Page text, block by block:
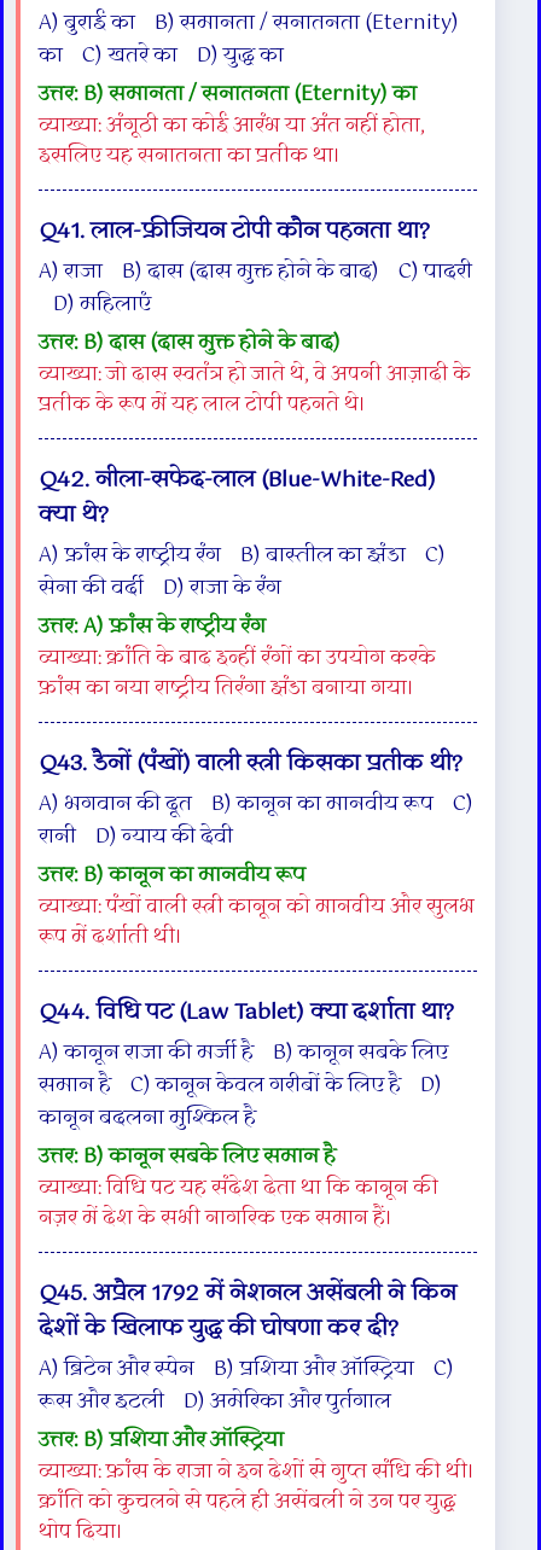
A) बुराई का B) समानता / सनातनता (Eternity)
का C) खतरे का D) युद्ध का
उत्तर: B) समानता / सनातनता (Eternity) का
व्याख्या: अंगूठी का कोई आरंभ या अंत नहीं होता,
इसलिए यह सनातनता का प्रतीक था।
Q41. लाल-फ्रीजियन टोपी कौन पहनता था?
A) राजा B) दास (दास मुक्त होने के बाद) C) पादरी
D) महिलाएं
उत्तर: B) दास (दास मुक्त होने के बाद)
व्याख्या: जो दास स्वतंत्र हो जाते थे, वे अपनी आज़ादी के
प्रतीक के रूप में यह लाल टोपी पहनते थे।
Q42. नीला-सफेद-लाल (Blue-White-Red)
क्या थे?
A) फ्रांस के राष्ट्रीय रंग B) बास्तील का झंडा C)
सेना की वर्दी D) राजा के रंग
उत्तर: A) फ्रांस के राष्ट्रीय रंग
व्याख्या: क्रांति के बाद इन्हीं रंगों का उपयोग करके
फ्रांस का नया राष्ट्रीय तिरंगा झंडा बनाया गया।
Q43. डैनों (पंखों) वाली स्त्री किसका प्रतीक थी?
A) भगवान की दूत B) कानून का मानवीय रूप C)
रानी D) न्याय की देवी
उत्तर: B) कानून का मानवीय रूप
व्याख्या: पंखों वाली स्त्री कानून को मानवीय और सुलभ
रूप में दर्शाती थी।
Q44. विधि पट (Law Tablet) क्या दर्शाता था?
A) कानून राजा की मर्जी है B) कानून सबके लिए
समान है C) कानून केवल गरीबों के लिए है D)
कानून बदलना मुश्किल है
उत्तर: B) कानून सबके लिए समान है
व्याख्या: विधि पट यह संदेश देता था कि कानून की
नज़र में देश के सभी नागरिक एक समान हैं।
Q45. अप्रैल 1792 में नेशनल असेंबली ने किन
देशों के खिलाफ युद्ध की घोषणा कर दी?
A) ब्रिटेन और स्पेन B) प्रशिया और ऑस्ट्रिया C)
रूस और इटली D) अमेरिका और पुर्तगाल
उत्तर: B) प्रशिया और ऑस्ट्रिया
व्याख्या: फ्रांस के राजा ने इन देशों से गुप्त संधि की थी।
क्रांति को कुचलने से पहले ही असेंबली ने उन पर युद्ध
थोप दिया।